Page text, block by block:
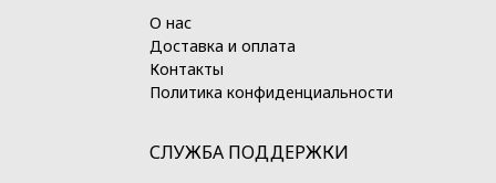
О нас
Доставка и оплата
Контакты
Политика конфиденциальности
СЛУЖБА ПОДДЕРЖКИ